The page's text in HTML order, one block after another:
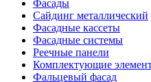
Фасады
Сайдинг металлический
Фасадные кассеты
Фасадные системы
Реечные панели
Комплектующие
Фальцевый фасад